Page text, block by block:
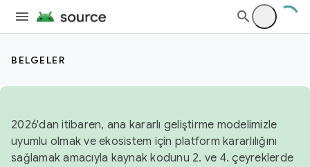
BELGELER
2026'dan itibaren, ana kararlı geliştirme modelimizle
uyumlu olmak ve ekosistem için platform kararlılığını
sağlamak amacıyla kaynak kodunu 2. ve 4. çeyreklerde